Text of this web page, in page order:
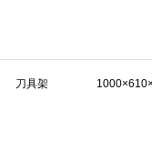
刀具架